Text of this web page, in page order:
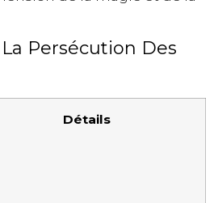
Persécution Des
Détails